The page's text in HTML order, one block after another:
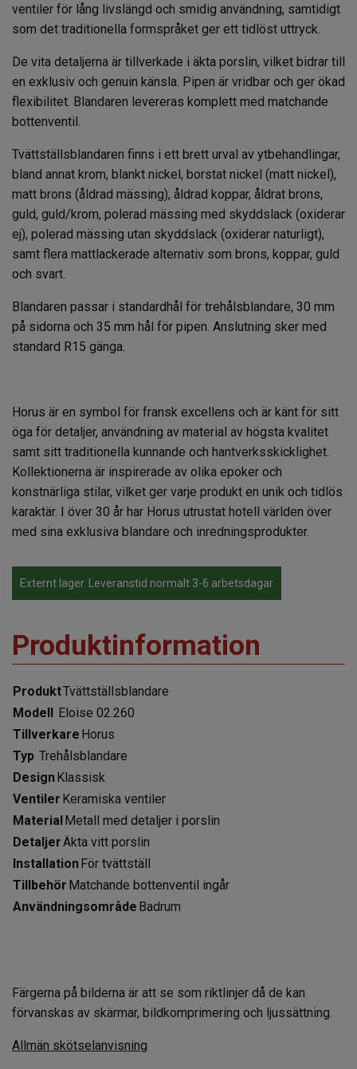
ventiler för lång livslängd och smidig användning, samtidigt
som det traditionella formspråket ger ett tidlöst uttryck.
De vita detaljerna är tillverkade i äkta porslin, vilket bidrar till
en exklusiv och genuin känsla. Pipen är vridbar och ger ökad
flexibilitet. Blandaren levereras komplett med matchande
bottenventil.
Tvättställsblandaren finns i ett brett urval av ytbehandlingar,
bland annat krom, blankt nickel, borstat nickel (matt nickel),
matt brons (åldrad mässing), åldrad koppar, åldrat brons,
guld, guld/krom, polerad mässing med skyddslack (oxiderar
ej), polerad mässing utan skyddslack (oxiderar naturligt),
samt flera mattlackerade alternativ som brons, koppar, guld
och svart.
Blandaren passar i standardhål för trehålsblandare, 30 mm
på sidorna och 35 mm hål för pipen. Anslutning sker med
standard R15 gänga.
Horus är en symbol för fransk excellens och är känt för sitt
öga för detaljer, användning av material av högsta kvalitet
samt sitt traditionella kunnande och hantverksskicklighet.
Kollektionerna är inspirerade av olika epoker och
konstnärliga stilar, vilket ger varje produkt en unik och tidlös
karaktär. I över 30 år har Horus utrustat hotell världen över
med sina exklusiva blandare och inredningsprodukter.
Externt lager. Leveranstid normalt 3-6 arbetsdagar
Produktinformation
ProduktTvättställsblandare
Modell
Eloise 02.260
Tillverkare Horus
Typ Trehålsblandare
Design Klassisk
Ventiler Keramiska ventiler
Material Metall med detaljer i porslin
DetaljerÄkta vitt porslin
Installation För tvättställ
Tillbehör Matchande bottenventil ingår
Användningsområde Badrum
Färgerna på bilderna är att se som riktlinjer då de kan
förvanskas av skärmar, bildkomprimering och ljussättning.
Allmän skötselanvisning